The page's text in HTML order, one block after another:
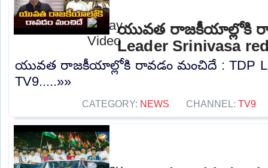
యువత రాజకీయాల్లోకి
Leader Srinivasa
యువత రాజకీయాల్లోకి రావడం మంచిదే : TDP
TV9.....»»
CATEGORY: NEWS CHANNEL: TV9